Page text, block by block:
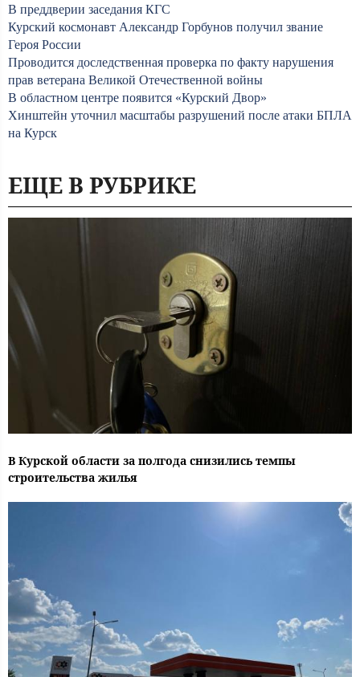
В преддверии заседания КГС
Курский космонавт Александр Горбунов получил звание
Героя России
Проводится доследственная проверка по факту нарушения
прав ветерана Великой Отечественной войны
В областном центре появится «Курский Двор»
Хинштейн уточнил масштабы разрушений после атаки БПЛА
на Курск
ЕЩЕ В РУБРИКЕ
В Курской области за полгода снизились темпы
строительства жилья